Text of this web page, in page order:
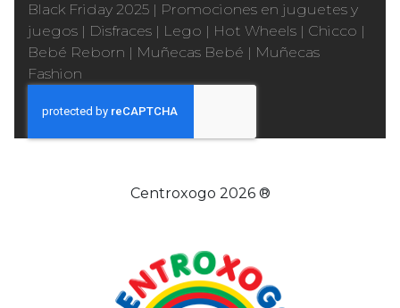
Black Friday 2025 | Promociones en juguetes y
juegos | Disfraces | Lego | Hot Wheels | Chicco |
Bebé Reborn | Muñecas Bebé | Muñecas
Fashion
Centroxogo 2026 ®